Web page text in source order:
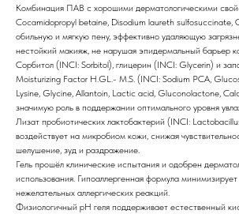
Комбинация ПАВ с хорошими дерматологическими
Cocamidopropyl betaine, Disodium laureth sulfosuccinate,
обильную и мягкую пену, эффективно удаляющую
нестойкий макияж, не нарушая эпидермальный барьер
Сорбитол (INCI: Sorbitol), глицерин (INCI: Glycerin) и
Moisturizing Factor H.GL.- M.S. (INCI: Sodium PCA,
Lysine, Glycine, Allantoin, Lactic acid, Gluconolactone,
значимую роль в поддержании оптимального уровня
Лизат пробиотических лактобактерий (INCI:
воздействует на микробиом кожи, снижая
шелушение, зуд и раздражение.
Гель прошёл клинические испытания и одобрен
использования. Гипоаллергенная формула
нежелательных аллергических реакций.
Физиологичный pH геля поддерживает естественный